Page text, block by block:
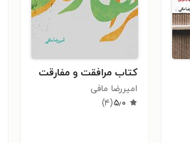
کتاب مرافقت و مفارقت
امیررضا مافی
۵٫۰(۴)